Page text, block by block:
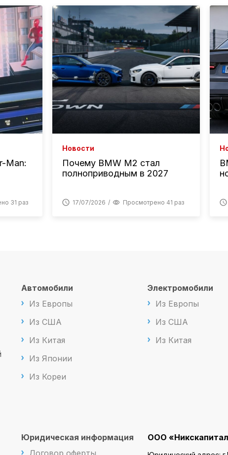
Man:
31 раз
Новости
Почему BMW M2 стал
полноприводным в 2027
17/07/2026 Просмотрено 41 раз
Автомобили
Из Европы
Из США
Из Китая
Из Японии
Из Кореи
Электромобили
Из Европы
Из США
Из Китая
Юридическая информация
ООО